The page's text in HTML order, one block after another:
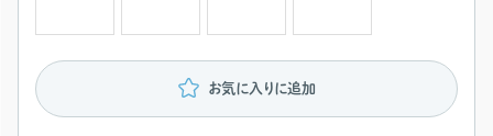
お気に入りに追加